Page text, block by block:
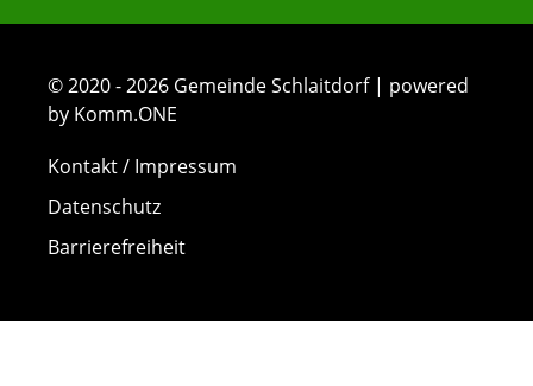
© 2020 - 2026 Gemeinde Schlaitdorf | powered
by Komm.ONE
Kontakt / Impressum
Datenschutz
Barrierefreiheit